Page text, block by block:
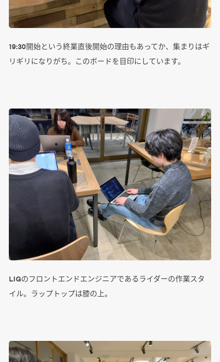
19:30開始という終業直後開始の理由もあってか、集まりはギ
リギリになりがち。このボードを目印にしています。
LIGのフロントエンドエンジニアであるライダーの作業スタ
イル。ラップトップは膝の上。